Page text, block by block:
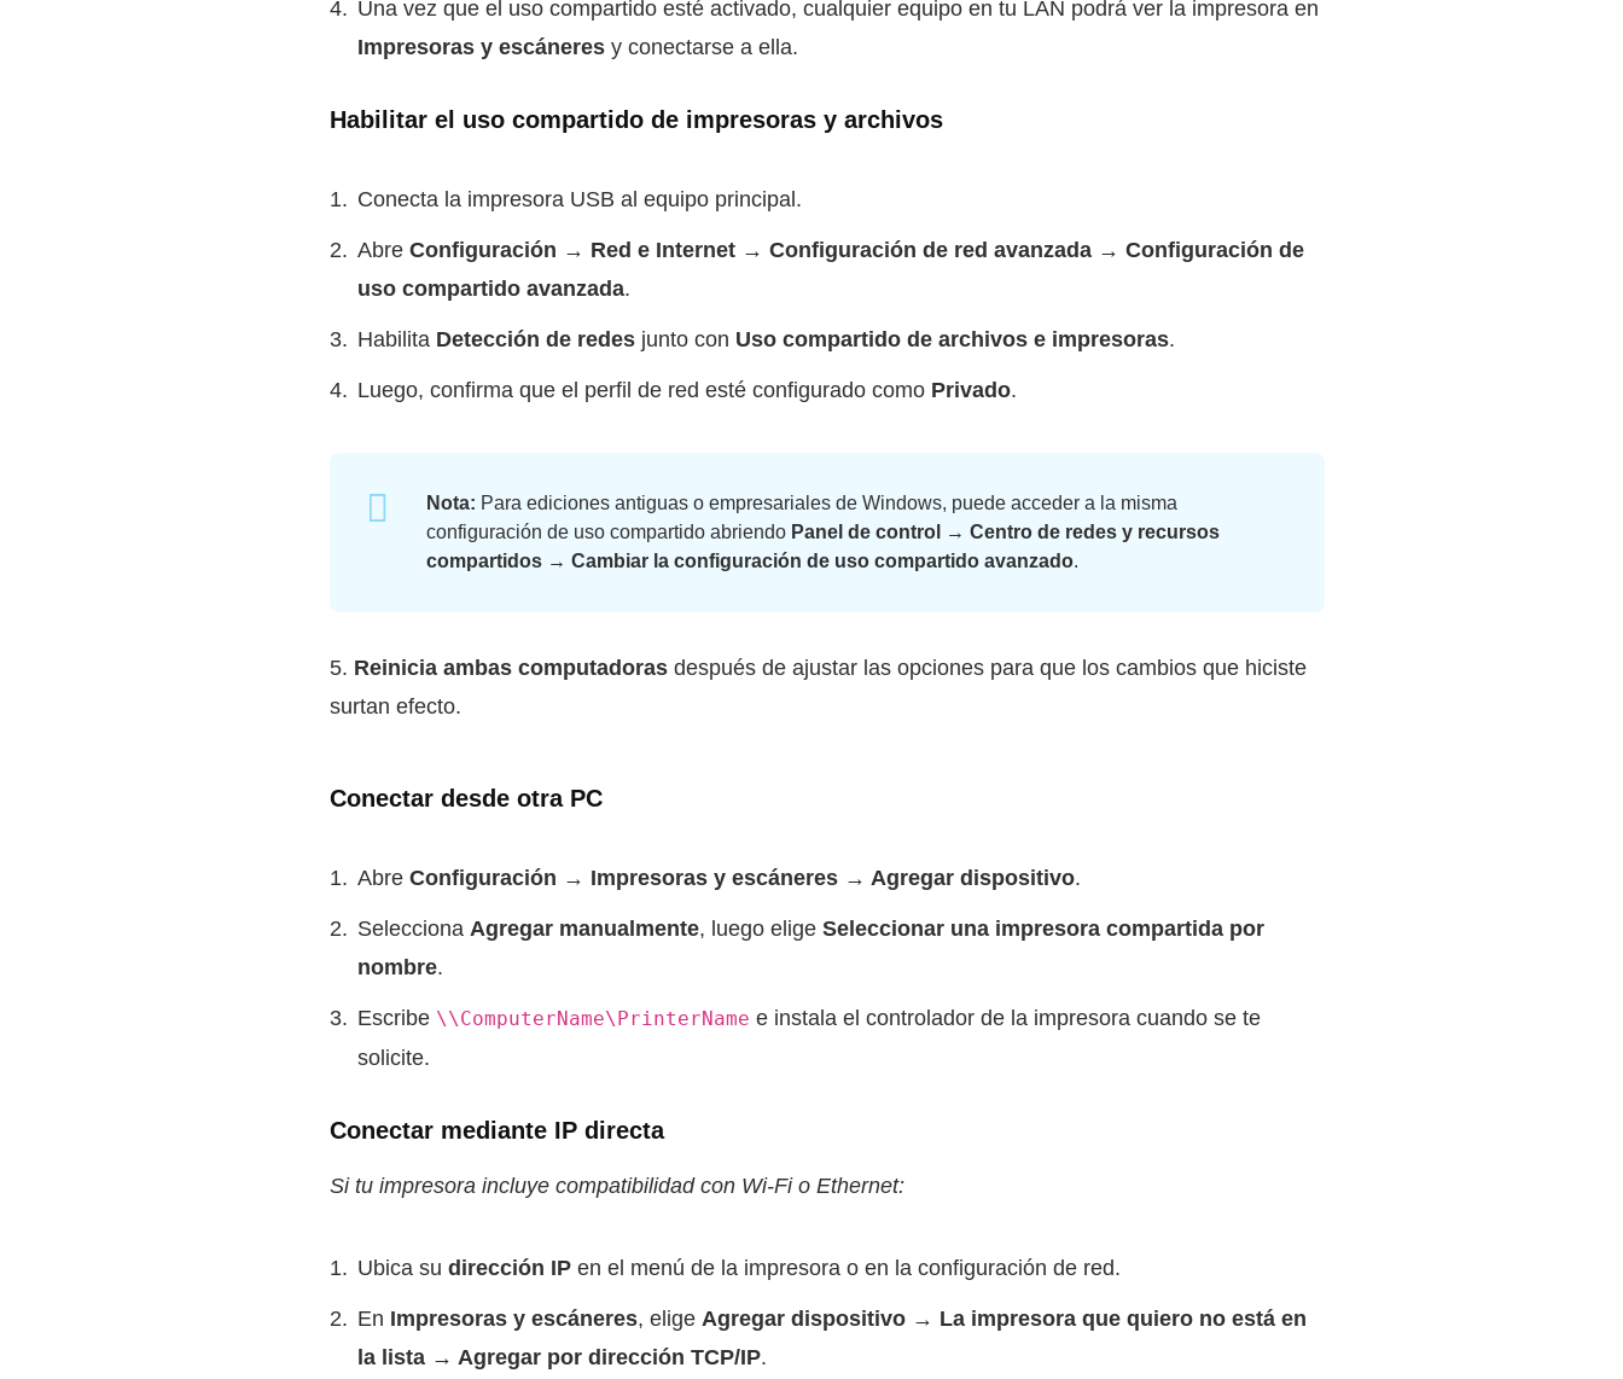
Una vez que el uso compartido esté activado, cualquier equipo en tu LAN podrá ver la impresora en
Impresoras y escáneres y conectarse a ella.
Habilitar el uso compartido de impresoras y archivos
Conecta la impresora USB al equipo principal.
Abre Configuración → Red e Internet → Configuración de red avanzada → Configuración de
uso compartido avanzada.
Habilita Detección de redes junto con Uso compartido de archivos e impresoras.
Luego, confirma que el perfil de red esté configurado como Privado.
Nota: Para ediciones antiguas o empresariales de Windows, puede acceder a la misma
configuración de uso compartido abriendo Panel de control → Centro de redes y recursos
compartidos → Cambiar la configuración de uso compartido avanzado.
5. Reinicia ambas computadoras después de ajustar las opciones para que los cambios que hiciste
surtan efecto.
Conectar desde otra PC
Abre Configuración → Impresoras y escáneres → Agregar dispositivo.
Selecciona Agregar manualmente, luego elige Seleccionar una impresora compartida por
nombre.
Escribe \\ComputerName\PrinterName e instala el controlador de la impresora cuando se te
solicite.
Conectar mediante IP directa
Si tu impresora incluye compatibilidad con Wi‑Fi o Ethernet:
Ubica su dirección IP en el menú de la impresora o en la configuración de red.
En Impresoras y escáneres, elige Agregar dispositivo → La impresora que quiero no está en
la lista → Agregar por dirección TCP/IP.